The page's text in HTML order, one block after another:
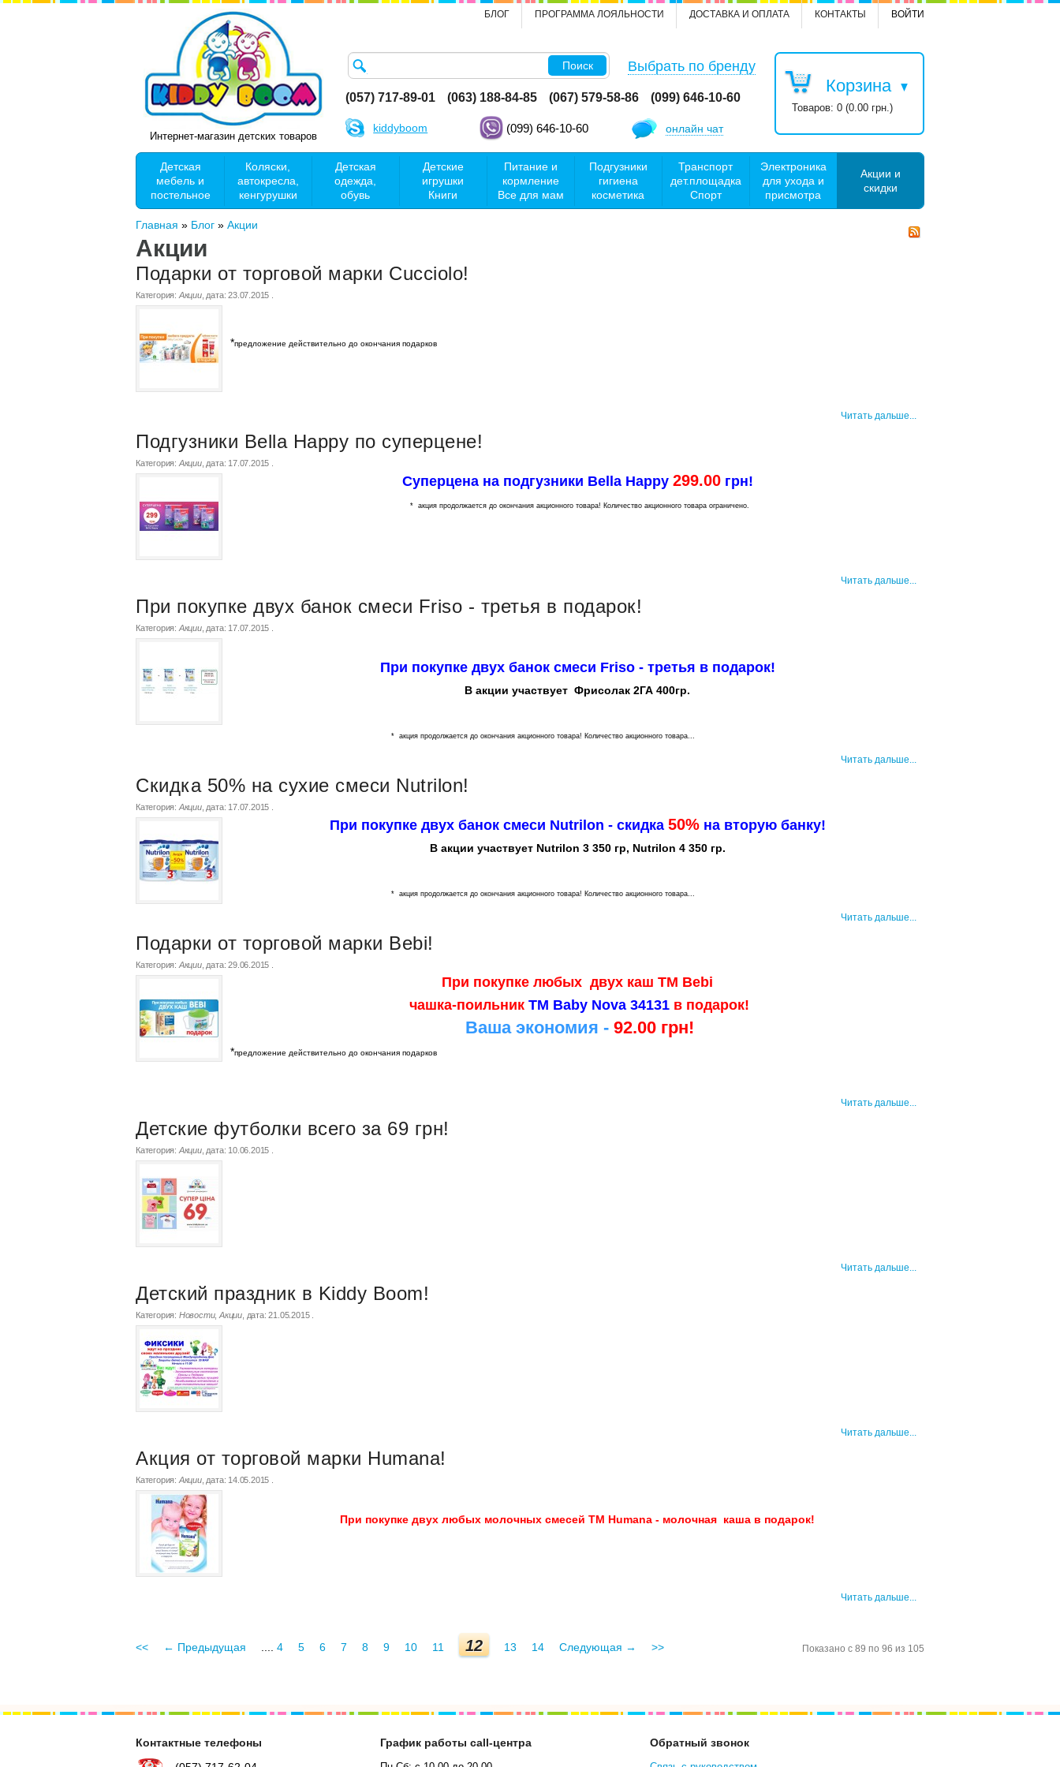
ВОЙТИ
КОНТАКТЫ
ДОСТАВКА И ОПЛАТА
ПРОГРАММА ЛОЯЛЬНОСТИ
БЛОГ
Интернет-магазин детских товаров
Поиск Выбрать по бренду
Корзина
Товаров: 0 (0.00 грн.)
(057) 717-89-01 (063) 188-84-85 (067) 579-58-86 (099) 646-10-60
kiddyboom (099) 646-10-60 онлайн чат
Детская
мебель и
постельное
Коляски,
автокресла,
кенгурушки
Детская
одежда,
обувь
Детские
игрушки
Книги
Питание и
кормление
Все для мам
Подгузники
гигиена
косметика
Транспорт
дет.площадка
Спорт
Электроника
для ухода и
присмотра
Акции и
скидки
Главная » Блог » Акции
Акции
Подарки от торговой марки Cucciolo!
Категория: Акции, дата:23.07.2015
*предложение действительно до окончания подарков
Читать дальше...
Подгузники Bella Happy по суперцене!
Категория: Акции, дата: 17.07.2015
Суперцена на подгузники Bella Happy 299.00грн!
* акция продолжается до окончания акционного товара! Количество акционного товара ограничено.
Читать дальше...
При покупке двух банок смеси Friso - третья в подарок!
Категория: Акции, дата: 17.07.2015
При покупке двух банок смеси Friso - третья в подарок!
В акции участвует Фрисолак 2ГА 400гр.
* акция продолжается до окончания акционного товара! Количество акционного товара...
Читать дальше...
Скидка 50% на сухие смеси Nutrilon!
Категория: Акции, дата: 17.07.2015
При покупке двух банок смеси Nutrilon - скидка 50%на вторую банку!
В акции участвует Nutrilon 3 350 гр, Nutrilon 4 350 гр.
* акция продолжается до окончания акционного товара! Количество акционного товара...
Читать дальше...
Подарки от торговой марки Bebi!
Категория: Акции, дата:29.06.2015
При покупке любых двух каш ТМ Bebi
чашка-поильник ТМ Baby Nova 34131 в подарок!
Ваша экономия - 92.00 грн!
*предложение действительно до окончания подарков
Читать дальше...
Детские футболки всего за 69 грн!
Категория: Акции, дата: 10.06.2015
Читать дальше...
Детский праздник в Kiddy Boom!
Категория: Новости,Акции , дата:21.05.2015.
Читать дальше...
Акция от торговой марки Humana!
Категория: Акции, дата: 14.05.2015
При покупке двух любых молочных смесей ТМ Humana - молочная каша в подарок!
Читать дальше...
<< ← Предыдущая 4 5 6 7 8 9 10 11 12 13 14 Следующая → >> Показано с 89 по 96 из 105
Контактные телефоны
График работы call-центра Обратный звонок